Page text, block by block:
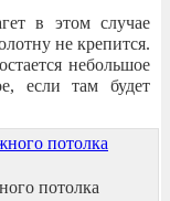
в этом случае
не крепится.
небольшое
если там будет
потолка